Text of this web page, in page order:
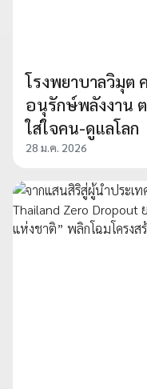
โรงพยาบาลวิมุต
อนุรักษ์พลังงาน
ใส่ใจคน-ดูแลโลก
28 ม.ค. 2026